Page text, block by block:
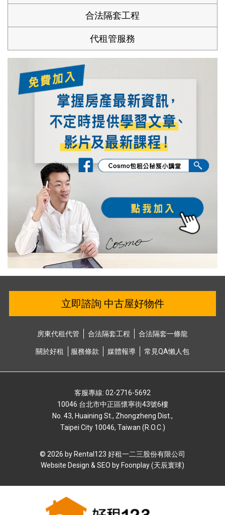
合法隔套工程
代租管服務
立即諮詢 中古屋好物件
房東代租代管 合法隔套⼯程 合法隔套⼀條龍
關於好租 服務條款 媒體報導 常⾒QA懶⼈包
客服專線: 02-2716-5692
10046 台北市中正區懷寧街43號6樓
No. 43, Huaining St., Zhongzheng Dist.,
Taipei City 10046, Taiwan (R.O.C.)
© 2026 by Rental123 好租⼀⼆三股份有限公司
Website Design & SEO by Foonplay (天辰寰球)